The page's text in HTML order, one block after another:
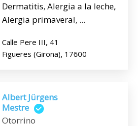
Dermatitis, Alergia a la leche,
Alergia primaveral, ...
Calle Pere III, 41
Figueres (Girona), 17600
Albert Jürgens
Mestre
Otorrino